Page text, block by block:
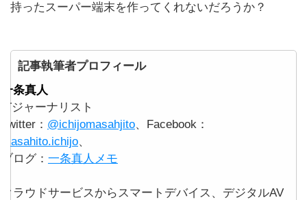
持ったスーパー端末を作ってくれないだろうか？
記事執筆者プロフィール
一条真人
ITジャーナリスト
Twitter： @ichijomasahjito、Facebook：
masahito.ichijo、
ブログ： 一条真人メモ
クラウドサービスからスマートデバイス、デジタルAV